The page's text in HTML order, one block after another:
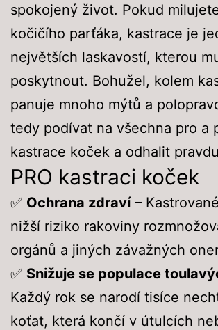
spokojený život. Pokud
kočičího parťáka, kastrace je
největších laskavostí, kterou
poskytnout. Bohužel, kolem
panuje mnoho mýtů a
tedy podívat na všechna pro a
kastrace koček a odhalit
PRO kastraci koček
✅ Ochrana zdraví–
nižší riziko rakoviny
orgánů a jiných závažných
✅ Snižuje se populace
Každý rok se narodí tisíce
koťat, která končí v útulcích